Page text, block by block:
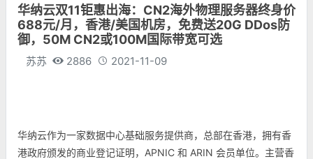
便宜VPS
VPS评测
虚拟主机
建站教程
linux 教程
华纳云双11钜惠出海：CN2海外物理服务器终身价
688元/月，香港/美国机房，免费送20G DDos防
御，50M CN2或100M国际带宽可选
苏苏 2886 2021-11-09
华纳云作为一家数据中心基础服务提供商，总部在香港，拥有香
港政府颁发的商业登记证明，APNIC 和 ARIN 会员单位。主营香